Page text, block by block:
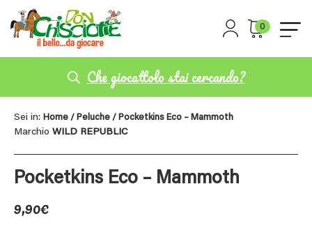
0
Che giocattolo stai cercando?
Sei in: Home / Peluche / Pocketkins Eco – Mammoth
Marchio WILD REPUBLIC
Pocketkins Eco – Mammoth
9,90€